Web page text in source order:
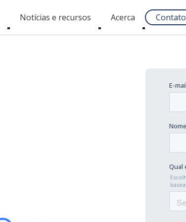
Toggle
submenu
Notícias e recursos
Toggle
submenu
Acerca
Toggle
submenu
Contato